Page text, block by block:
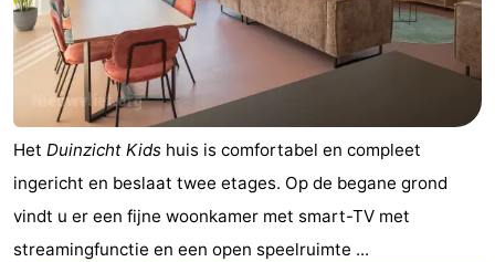
Het Duinzicht Kids huis is comfortabel en compleet
ingericht en beslaat twee etages. Op de begane grond
vindt u er een fijne woonkamer met smart-TV met
streamingfunctie en een open speelruimte ...